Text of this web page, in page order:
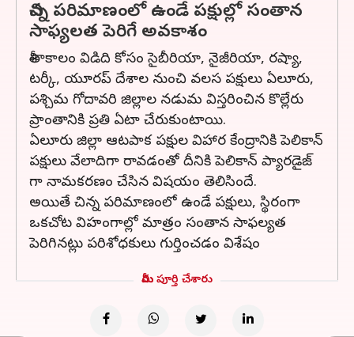
చిన్న పరిమాణంలో ఉండే పక్షుల్లో సంతాన
సాఫ్యలత పెరిగే అవకాశం
శీతాకాలం విడిది కోసం సైబీరియా, నైజీరియా, రష్యా,
టర్కీ, యూరప్ దేశాల నుంచి వలస పక్షులు ఏలూరు,
పశ్చిమ గోదావరి జిల్లాల నడుమ విస్తరించిన కొల్లేరు
ప్రాంతానికి ప్రతి ఏటా చేరుకుంటాయి.
ఏలూరు జిల్లా ఆటపాక పక్షుల విహార కేంద్రానికి పెలికాన్
పక్షులు వేలాదిగా రావడంతో దీనికి పెలికాన్ ప్యారడైజ్
గా నామకరణం చేసిన విషయం తెలిసిందే.
అయితే చిన్న పరిమాణంలో ఉండే పక్షులు, స్థిరంగా
ఒకచోట విహంగాల్లో మాత్రం సంతాన సాఫల్యత
పెరిగినట్లు పరిశోధకులు గుర్తించడం విశేషం
మీరు పూర్తి చేశారు